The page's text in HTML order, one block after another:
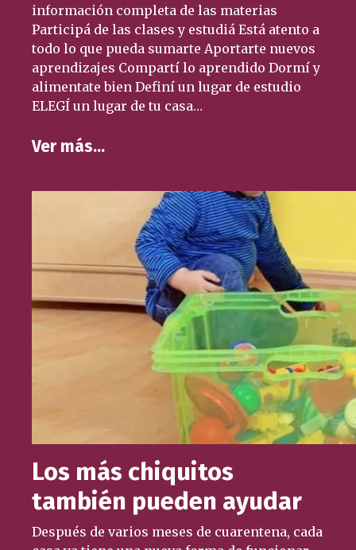
información completa de las materias
Participá de las clases y estudiá Está atento a
todo lo que pueda sumarte Aportarte nuevos
aprendizajes Compartí lo aprendido Dormí y
alimentate bien Definí un lugar de estudio
ELEGÍ un lugar de tu casa…
Ver más…
Los más chiquitos
también pueden ayudar
Después de varios meses de cuarentena, cada